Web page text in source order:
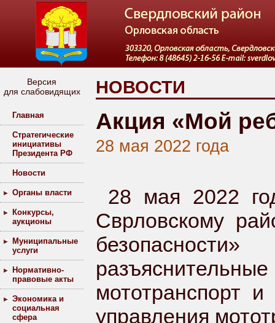
Версия
для слабовидящих
Главная
Стратегические
инициативы
Президента РФ
Новости
Органы власти
Конкурсы,
аукционы
Муниципальные
услуги
Нормативно-
правовые акты
Экономика и
социальная
сфера
НОВОСТИ
Акция «Мой
28 мая 2022 года
28 мая 2022
Сврловскому
мототранспорт
управления